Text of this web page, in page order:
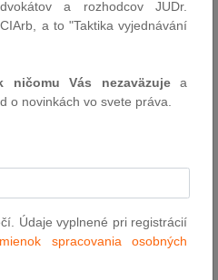
právneho poradenstva v oblasti
a verejných investícií. Pôsobí
Slovenskej advokátskej komory.
Kvasňovského
| ADVOKÁTI a zároveň jej
pôsobiacich v Prahe, Bratislave a
pri poskytovaní právnych
tímy pre zastupovanie v
naďalej…
a rozhodcov JUDr.
a to "Taktika vyjednávání
ničomu Vás nezaväzujea
o novinkách vo svete práva.
Údaje vyplnené pri registrácií
spracovania osobných